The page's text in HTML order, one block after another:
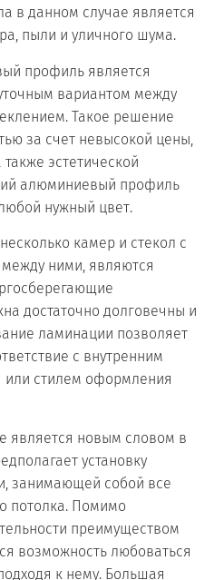
в данном случае является
пыли и уличного шума.
профиль является
вариантом между
Такое решение
за счет невысокой цены,
также эстетической
алюминиевый профиль
нужный цвет.
камер и стекол с
ними, являются
достаточно долговечны и
ламинации позволяет
с внутренним
стилем оформления
является новым словом в
установку
занимающей собой все
потолка. Помимо
преимуществом
возможность любоваться
к нему. Большая